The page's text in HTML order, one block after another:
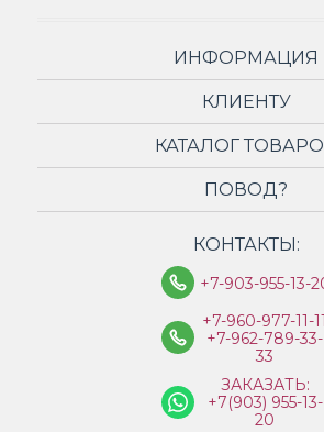
ИНФОРМАЦИЯ
КЛИЕНТУ
КАТАЛОГ
ПОВОД?
КОНТАКТЫ:
+7-903-955-13-
+7-960-977-11-11
+7-962-789-33-
33
ЗАКАЗАТЬ:
+7(903) 955-13-
20